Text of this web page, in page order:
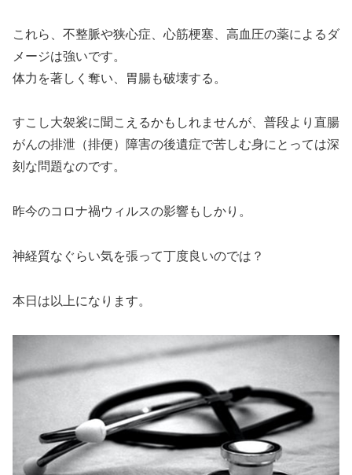
これら、不整脈や狭心症、心筋梗塞、高血圧の薬によるダ
メージは強いです。
体力を著しく奪い、胃腸も破壊する。
すこし大袈裟に聞こえるかもしれませんが、普段より直腸
がんの排泄（排便）障害の後遺症で苦しむ身にとっては深
刻な問題なのです。
昨今のコロナ禍ウィルスの影響もしかり。
神経質なぐらい気を張って丁度良いのでは？
本日は以上になります。